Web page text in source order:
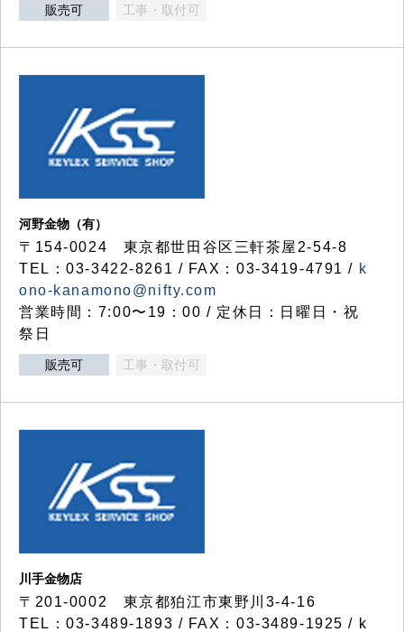
販売可 工事・取付可
河野金物（有）
〒154-0024 東京都世田谷区三軒茶屋2-54-8
TEL：03-3422-8261 / FAX：03-3419-4791 / k
ono-kanamono@nifty.com
営業時間：7:00〜19：00 / 定休日：日曜日・祝
祭日
販売可 工事・取付可
川手金物店
〒201-0002 東京都狛江市東野川3-4-16
TEL：03-3489-1893 / FAX：03-3489-1925 / k